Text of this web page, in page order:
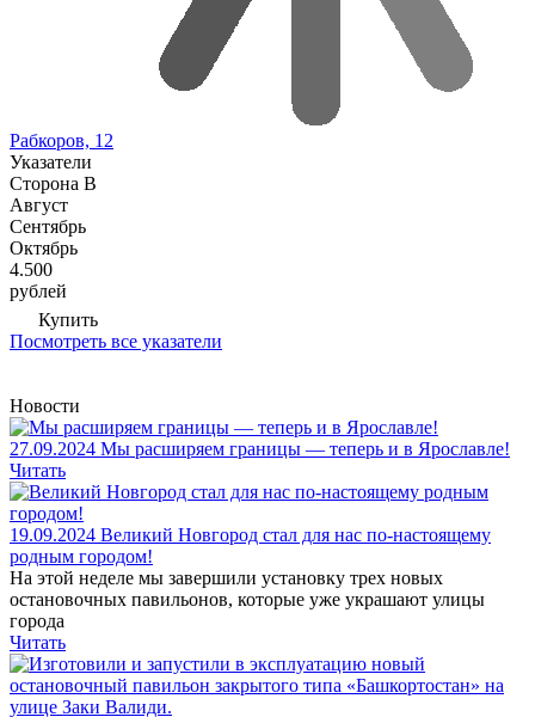
Рабкоров, 12
Указатели
Сторона В
Август
Сентябрь
Октябрь
4.500
рублей
Купить
Посмотреть все указатели
Новости
27.09.2024 Мы расширяем границы — теперь и в Ярославле!
Читать
19.09.2024 Великий Новгород стал для нас по-настоящему
родным городом!
На этой неделе мы завершили установку трех новых
остановочных павильонов, которые уже украшают улицы
города
Читать